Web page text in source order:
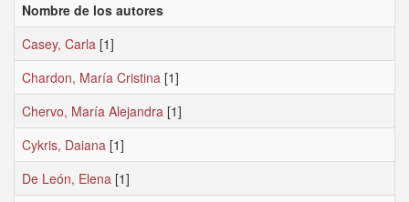
Nombre de los autores
Casey, Carla [1]
Chardon, María Cristina [1]
Chervo, María Alejandra [1]
Cykris, Daiana [1]
De León, Elena [1]